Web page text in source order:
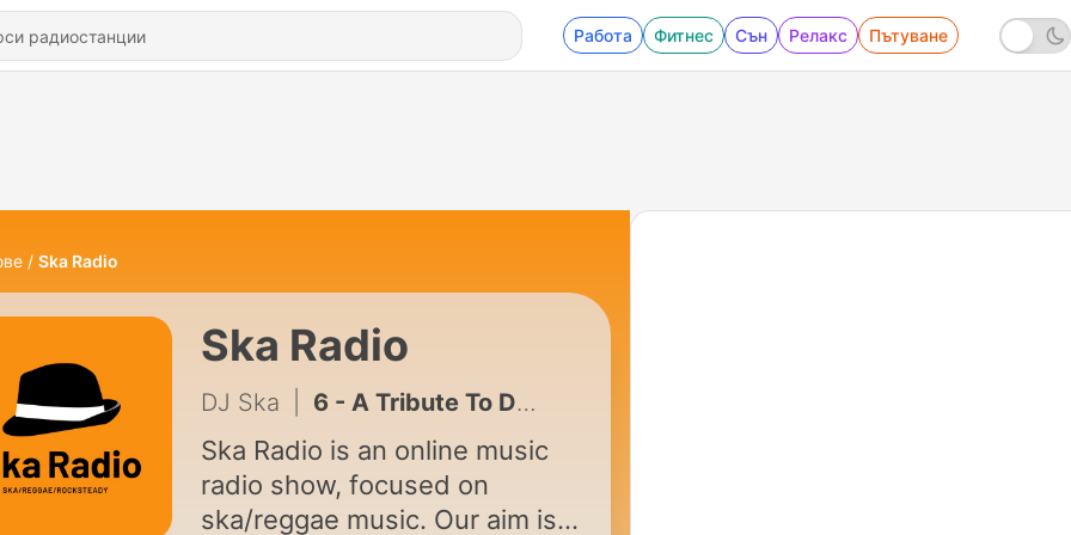
Работа Фитнес Сън Релакс Пътуване
Ska Radio
Ska Radio
DJ Ska 6 - A Tribute To Desmond Dekker
Ska Radio is an online music
radio show, focused on
ska/reggae music. Our aim is